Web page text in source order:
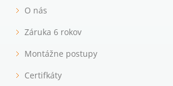
O nás
Záruka 6 rokov
Montážne postupy
Certifkáty